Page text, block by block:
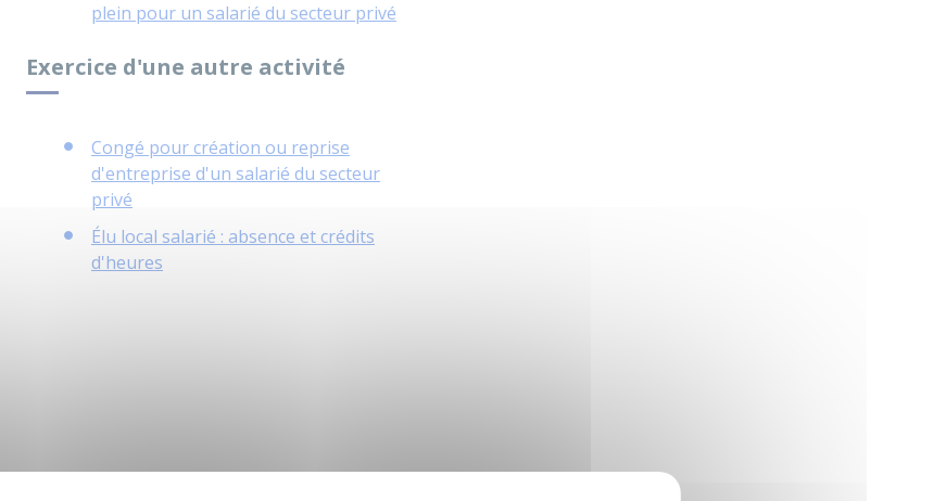
plein pour un salarié du secteur privé
Exercice d'une autre activité
Congé pour création ou reprise
d'entreprise d'un salarié du secteur
privé
Élu local salarié : absence et crédits
d'heures